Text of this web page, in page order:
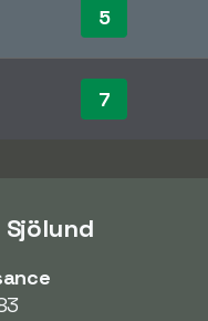
5
7